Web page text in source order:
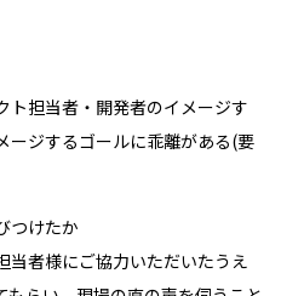
ト担当者・開発者のイメージす
ージするゴールに乖離がある(要
つけたか
当者様にご協力いただいたうえ